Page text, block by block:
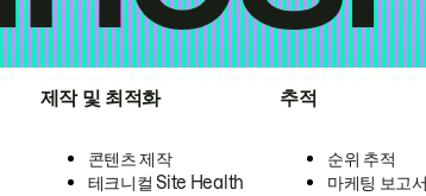
제작 및 최적화
콘텐츠 제작
테크니컬 Site Health
추적
순위 추적
마케팅 보고